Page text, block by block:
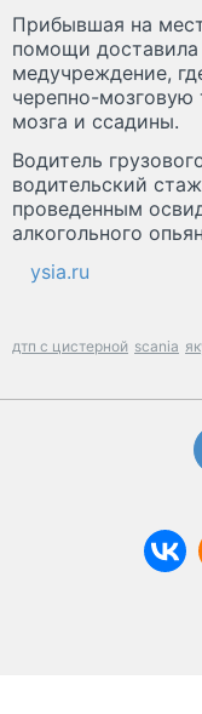
Прибывшая на
помощи
медучреждение,
черепно-мозговую
мозга и ссадины.
Водитель
водительский
проведенным
алкогольного
ysia.ru
дтп с цистерной scania